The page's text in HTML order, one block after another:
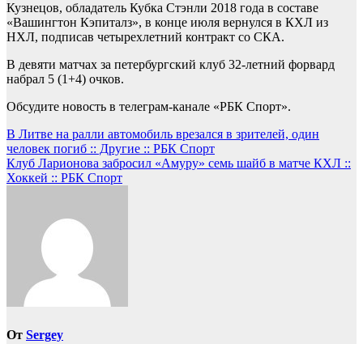
Кузнецов, обладатель Кубка Стэнли 2018 года в составе
«Вашингтон Кэпиталз», в конце июля вернулся в КХЛ из
НХЛ, подписав четырехлетний контракт со СКА.
В девяти матчах за петербургский клуб 32-летний форвард
набрал 5 (1+4) очков.
Обсудите новость в телеграм-канале «РБК Спорт».
Навигация
по
записям
В Литве на ралли автомобиль врезался в зрителей, один
человек погиб :: Другие :: РБК Спорт
Клуб Ларионова забросил «Амуру» семь шайб в матче КХЛ ::
Хоккей :: РБК Спорт
От Sergey